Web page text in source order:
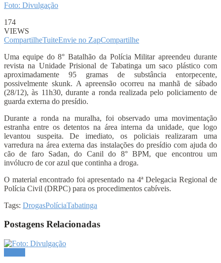
Foto: Divulgação
174
VIEWS
CompartilheTuiteEnvie no ZapCompartilhe
Uma equipe do 8° Batalhão da Polícia Militar apreendeu durante
revista na Unidade Prisional de Tabatinga um saco plástico com
aproximadamente 95 gramas de substância entorpecente,
possivelmente skunk. A apreensão ocorreu na manhã de sábado
(28/12), às 11h30, durante a ronda realizada pelo policiamento de
guarda externa do presídio.
Durante a ronda na muralha, foi observado uma movimentação
estranha entre os detentos na área interna da unidade, que logo
levantou suspeita. De imediato, os policiais realizaram uma
varredura na área externa das instalações do presídio com ajuda do
cão de faro Sadan, do Canil do 8° BPM, que encontrou um
invólucro de cor azul que continha a droga.
O material encontrado foi apresentado na 4ª Delegacia Regional de
Polícia Civil (DRPC) para os procedimentos cabíveis.
Tags: DrogasPolíciaTabatinga
Postagens Relacionadas